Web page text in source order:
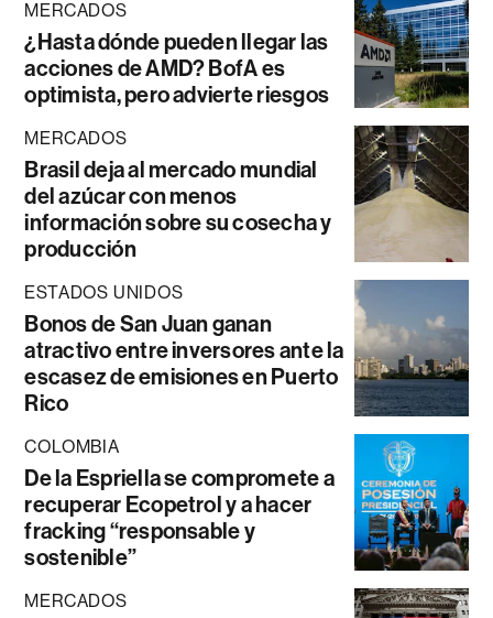
MERCADOS
¿Hasta dónde pueden llegar las
acciones de AMD? BofA es
optimista, pero advierte riesgos
MERCADOS
Brasil deja al mercado mundial
del azúcar con menos
información sobre su cosecha y
producción
ESTADOS UNIDOS
Bonos de San Juan ganan
atractivo entre inversores ante la
escasez de emisiones en Puerto
Rico
COLOMBIA
De la Espriella se compromete a
recuperar Ecopetrol y a hacer
fracking “responsable y
sostenible”
MERCADOS